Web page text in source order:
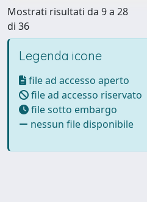
Mostrati risultati da 9 a 28
di 36
Legenda icone
file ad accesso aperto
file ad accesso riservato
file sotto embargo
nessun file disponibile